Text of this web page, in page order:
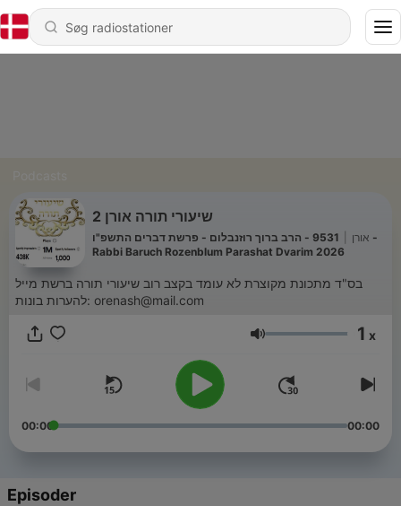
שיעורי תורה אורן 2
אורן
9531 - הרב ברוך רוזנבלום - פרשת דברים התשפ"ו -
Rabbi Baruch Rozenblum Parashat Dvarim 2026
בס"ד מתכונת מקוצרת לא עומד בקצב רוב שיעורי תורה ברשת מייל
להערות בונות: orenash@mail.com
Lydstyrke 1 x
00:00 00:00
Episoder